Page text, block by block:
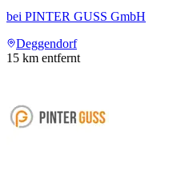
bei PINTER GUSS GmbH
Deggendorf
15 km entfernt